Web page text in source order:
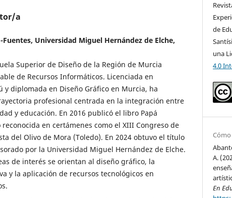
a
Universidad Miguel Hernández de Elche,
Superior de Diseño de la Región de Murcia
de Recursos Informáticos. Licenciada en
y diplomada en Diseño Gráfico en Murcia, ha
profesional centrada en la integración entre
y educación. En 2016 publicó el libro Papá
en certámenes como el XIII Congreso de
del Olivo de Mora (Toledo). En 2024 obtuvo el título
por la Universidad Miguel Hernández de Elche.
de interés se orientan al diseño gráfico, la
y la aplicación de recursos tecnológicos en
de
una
4.0
A.
En